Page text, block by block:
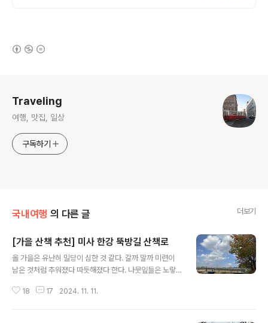
Traveling
여행, 맛집, 일상
구독하기
국내여행 의 다른 글 더보기
[가을 산책 추천] 미사 한강 뚝방길 산책로
올 가을은 유난히 밀당이 심한 것 같다. 갈까 말까 미련이
남은 것처럼 추워졌다 따듯해졌다 한다. 나뭇잎들은 노랗
노래지지 않은 채로. 날씨가 맑아서 가을 산책을 나갔다. 오
18 17 2024. 11. 11.